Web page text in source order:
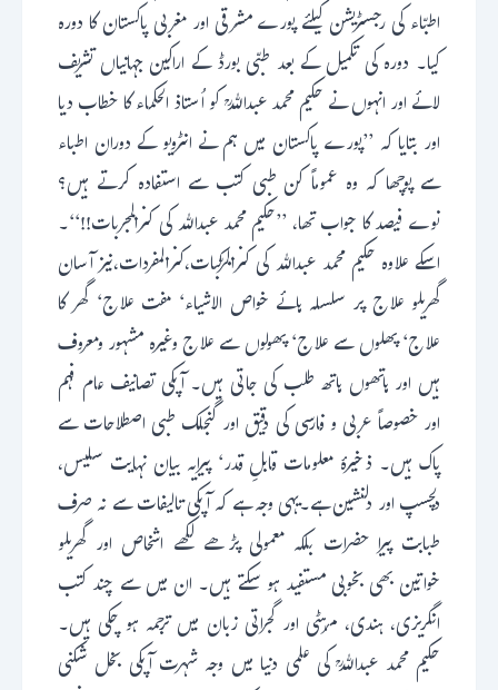
اطبّاء کی رجسٹریشن کیلئے پورے مشرقی اور مغربی پاکستان کا دورہ
کیا۔ دورہ کی تکمیل کے بعد طبّی بورڈ کے اراکین جہانیاں تشریف
لائے اور انہوں نے حکیم محمد عبداللہؒ کو اُستاذ الحکماء کا خطاب دیا
اور بتایا کہ ’’پورے پاکستان میں ہم نے انٹرویو کے دوران اطباء
سے پوچھا کہ وہ عموماً کن طبی کتب سے استفادہ کرتے ہیں؟
نوے فیصد کا جواب تھا، ’’حکیم محمد عبداللہ کی کنزالمجربات!!‘‘۔
اسکے علاوہ حکیم محمد عبداللہ کی کنزالمرّکبات،کنزالمفردات،نیز آسان
گھریلو علاج پر سلسلہ ہائے خواص الاشیاء‘ مفت علاج‘ گھر کا
علاج‘ پھلوں سے علاج‘ پھولوں سے علاج وغیرہ مشہور ومعروف
ہیں اور ہاتھوں ہاتھ طلب کی جاتی ہیں۔ آپکی تصانیف عام فہم
اور خصوصاً عربی و فارسی کی دقیق اور گنجلک طبی اصطلاحات سے
پاک ہیں۔ ذخیرۂ معلومات قابلِ قدر‘ پیرایہ بیان نہایت سلیس،
دلچسپ اور دلنشین ہے۔یہی وجہ ہے کہ آپکی تالیفات سے نہ صرف
طبابت پیرا حضرات بلکہ معمولی پڑھے لکھے اشخاص اور گھریلو
خواتین بھی بخوبی مستفید ہو سکتے ہیں۔ ان میں سے چند کتب
انگریزی، ہندی، مرہٹی اور گجراتی زبان میں ترجمہ ہو چکی ہیں۔
حکیم محمد عبداللہؒ کی علمی دنیا میں وجہ شہرت آپکی بخل شکنی